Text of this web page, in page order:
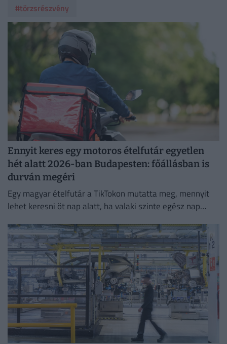
#törzsrészvény
Ennyit keres egy motoros ételfutár egyetlen
hét alatt 2026-ban Budapesten: főállásban is
durván megéri
Egy magyar ételfutár a TikTokon mutatta meg, mennyit
lehet keresni öt nap alatt, ha valaki szinte egész nap